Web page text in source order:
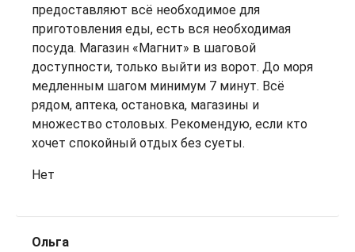
предоставляют всё необходимое для
приготовления еды, есть вся необходимая
посуда. Магазин «Магнит» в шаговой
доступности, только выйти из ворот. До моря
медленным шагом минимум 7 минут. Всё
рядом, аптека, остановка, магазины и
множество столовых. Рекомендую, если кто
хочет спокойный отдых без суеты.
Нет
Ольга